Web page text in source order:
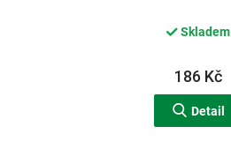
Skladem
186 Kč
Detail